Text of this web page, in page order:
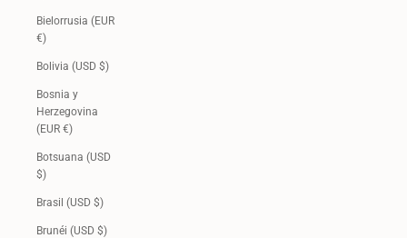
Bielorrusia (EUR
€)
Bolivia (USD $)
Bosnia y
Herzegovina
(EUR €)
Botsuana (USD
$)
Brasil (USD $)
Brunéi (USD $)